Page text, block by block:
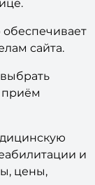
и
сайта.
и